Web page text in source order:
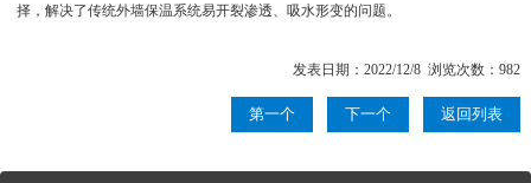
择，解决了传统外墙保温系统易开裂渗透、吸水形变的问题。
发表日期：2022/12/8 浏览次数：982
第一个 下一个 返回列表